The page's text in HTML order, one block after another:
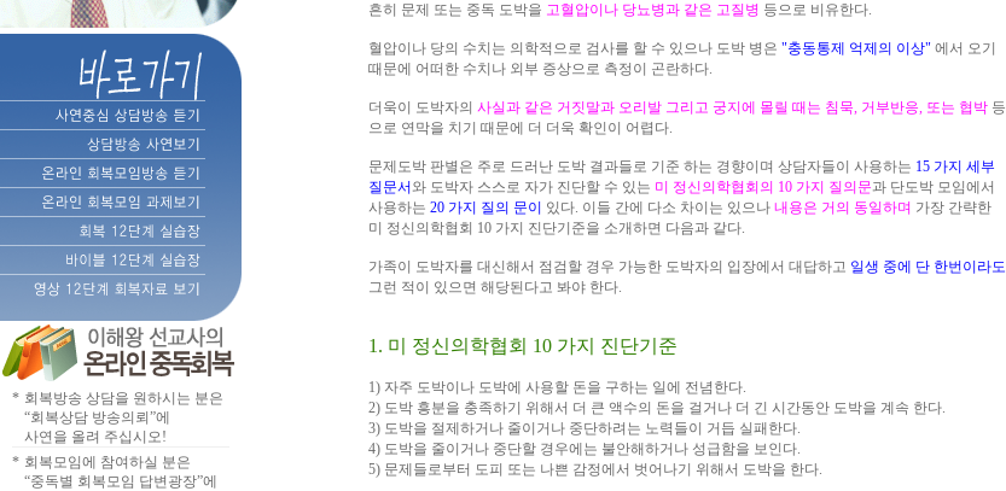
* 회복방송 상담을 원하시는 분은
“회복상담 방송의뢰”에
사연을 올려 주십시오!
* 회복모임에 참여하실 분은
“중독별 회복모임 답변광장”에
흔히 문제 또는 중독 도박을 고혈압이나 당뇨병과 같은 고질병 등으로 비유한다.
혈압이나 당의 수치는 의학적으로 검사를 할 수 있으나 도박 병은 "충동통제 억제의 이상" 에서 오기
때문에 어떠한 수치나 외부 증상으로 측정이 곤란하다.
더욱이 도박자의 사실과 같은 거짓말과 오리발 그리고 궁지에 몰릴 때는 침묵, 거부반응, 또는 협박 등
으로 연막을 치기 때문에 더 더욱 확인이 어렵다.
문제도박 판별은 주로 드러난 도박 결과들로 기준 하는 경향이며 상담자들이 사용하는 15 가지 세부
질문서와 도박자 스스로 자가 진단할 수 있는 미 정신의학협회의 10 가지 질의문과 단도박 모임에서
사용하는 20 가지 질의 문이 있다. 이들 간에 다소 차이는 있으나 내용은 거의 동일하며 가장 간략한
미 정신의학협회 10 가지 진단기준을 소개하면 다음과 같다.
가족이 도박자를 대신해서 점검할 경우 가능한 도박자의 입장에서 대답하고 일생 중에 단 한번이라도
그런 적이 있으면 해당된다고 봐야 한다.
1. 미 정신의학협회 10 가지 진단기준
1) 자주 도박이나 도박에 사용할 돈을 구하는 일에 전념한다.
2) 도박 흥분을 충족하기 위해서 더 큰 액수의 돈을 걸거나 더 긴 시간동안 도박을 계속 한다.
3) 도박을 절제하거나 줄이거나 중단하려는 노력들이 거듭 실패한다.
4) 도박을 줄이거나 중단할 경우에는 불안해하거나 성급함을 보인다.
5) 문제들로부터 도피 또는 나쁜 감정에서 벗어나기 위해서 도박을 한다.